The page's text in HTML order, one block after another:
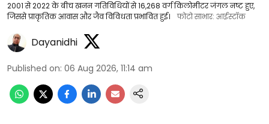
2001 से 2022 के बीच खनन गतिविधियों से 16,268 वर्ग किलोमीटर जंगल नष्ट हुए,
जिससे प्राकृतिक आवास और जैव विविधता प्रभावित हुई।
फोटो साभार: आईस्टॉक
Dayanidhi
Published on: 06 Aug 2026, 11:14 am